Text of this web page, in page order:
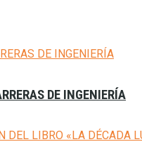
DE INGENIERÍA